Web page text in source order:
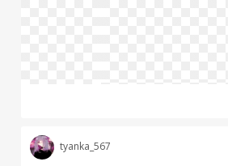
tyanka_567